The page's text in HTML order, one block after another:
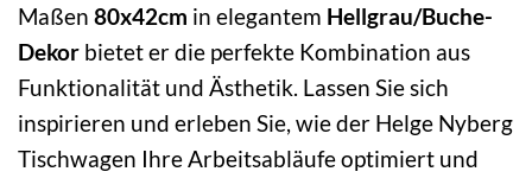
Maßen 80x42cm in elegantem Hellgrau/Buche-
Dekor bietet er die perfekte Kombination aus
Funktionalität und Ästhetik. Lassen Sie sich
inspirieren und erleben Sie, wie der Helge Nyberg
Tischwagen Ihre Arbeitsabläufe optimiert und